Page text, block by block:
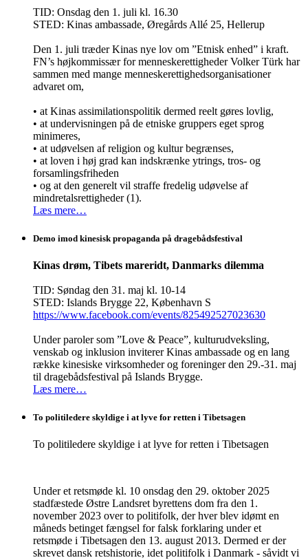
TID: Onsdag den 1. juli kl. 16.30
STED: Kinas ambassade, Øregårds Allé 25, Hellerup
Den 1. juli træder Kinas nye lov om ”Etnisk enhed” i kraft.
FN’s højkommissær for menneskerettigheder Volker Türk har
sammen med mange menneskerettighedsorganisationer
advaret om,
• at Kinas assimilationspolitik dermed reelt gøres lovlig,
• at undervisningen på de etniske gruppers eget sprog
minimeres,
• at udøvelsen af religion og kultur begrænses,
• at loven i høj grad kan indskrænke ytrings, tros- og
forsamlingsfriheden
• og at den generelt vil straffe fredelig udøvelse af
mindretalsrettigheder (1).
Læs mere…
Demo imod kinesisk propaganda på dragebådsfestival
Kinas drøm, Tibets mareridt, Danmarks dilemma
TID: Søndag den 31. maj kl. 10-14
STED: Islands Brygge 22, København S
https://www.facebook.com/events/825492527023630
Under paroler som ”Love & Peace”, kulturudveksling,
venskab og inklusion inviterer Kinas ambassade og en lang
række kinesiske virksomheder og foreninger den 29.-31. maj
til dragebådsfestival på Islands Brygge.
Læs mere…
To politiledere skyldige i at lyve for retten i Tibetsagen
To politiledere skyldige i at lyve for retten i Tibetsagen
Under et retsmøde kl. 10 onsdag den 29. oktober 2025
stadfæstede Østre Landsret byrettens dom fra den 1.
november 2023 over to politifolk, der hver blev idømt en
måneds betinget fængsel for falsk forklaring under et
retsmøde i Tibetsagen den 13. august 2013. Dermed er der
skrevet dansk retshistorie, idet politifolk i Danmark - såvidt vi